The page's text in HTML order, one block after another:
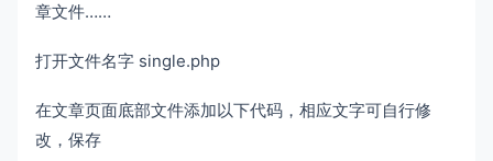
章文件……
打开文件名字 single.php
在文章页面底部文件添加以下代码，相应文字可自行修
改，保存